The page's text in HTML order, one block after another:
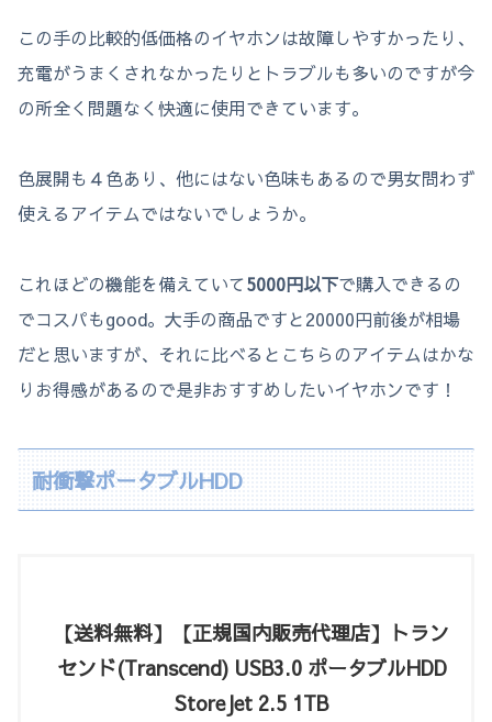
この手の比較的低価格のイヤホンは故障しやすかったり、
充電がうまくされなかったりとトラブルも多いのですが今
の所全く問題なく快適に使用できています。
色展開も４色あり、他にはない色味もあるので男女問わず
使えるアイテムではないでしょうか。
これほどの機能を備えていて5000円以下で購入できるの
でコスパもgood。大手の商品ですと20000円前後が相場
だと思いますが、それに比べるとこちらのアイテムはかな
りお得感があるので是非おすすめしたいイヤホンです！
耐衝撃ポータブルHDD
【送料無料】【正規国内販売代理店】トラン
センド(Transcend) USB3.0 ポータブルHDD
StoreJet 2.5 1TB